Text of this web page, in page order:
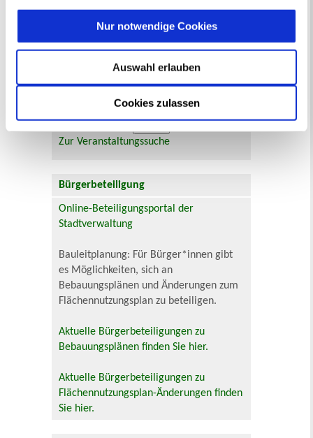
Cookies zulassen
Auswahl erlauben
Nur notwendige Cookies
4 5 6 7 8
9
17
18 19 20 21 22
23
26 27 28 29
Veranstaltungskategorie
Zur Veranstaltungssuche
Bürgerbeteiligung
Online-Beteiligungsportal der
Stadtverwaltung
Bauleitplanung: Für Bürger*innen gibt
es Möglichkeiten, sich an
Bebauungsplänen und Änderungen zum
Flächennutzungsplan zu beteiligen.
Aktuelle Bürgerbeteiligungen zu
Bebauungsplänen finden Sie hier.
Aktuelle Bürgerbeteiligungen zu
Flächennutzungsplan-Änderungen finden
Sie hier.